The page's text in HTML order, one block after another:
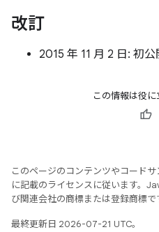
改訂
2015 年 11 月 2 日: 初公
この情報は役
このページのコンテンツやコードサ
に記載のライセンスに従います。
び関連会社の商標または登録商標で
最終更新日 2026-07-21 UTC。